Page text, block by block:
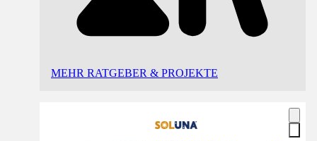
MEHR RATGEBER & PROJEKTE